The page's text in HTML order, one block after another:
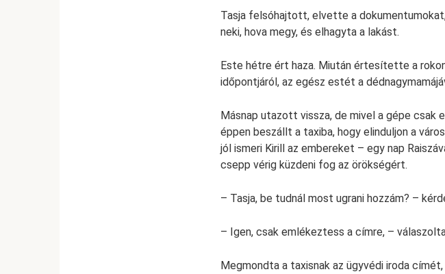
Tasja felsóhajtott, elvette a
neki, hova megy, és elhagyta a lakást.
Este hétre ért haza. Miután értesítette a
időpontjáról, az egész estét a
Másnap utazott vissza, de mivel a gépe
éppen beszállt a taxiba, hogy elinduljon a
jól ismeri Kirill az embereket – egy nap
csepp vérig küzdeni fog az örökségért.
– Tasja, be tudnál most ugrani hozzám? –
– Igen, csak emlékeztess a címre, –
Megmondta a taxisnak az ügyvédi iroda